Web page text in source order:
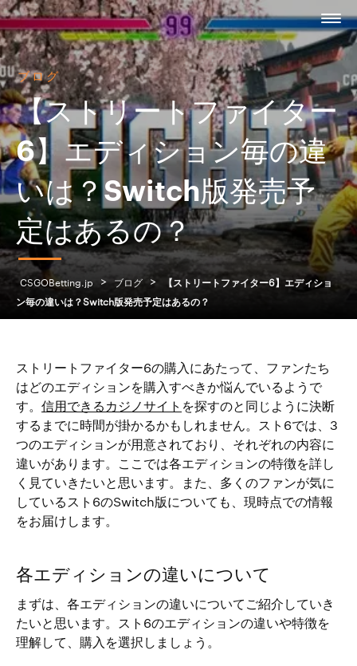
ブログ
【ストリートファイター
6】エディション毎の違
いは？Switch版発売予
定はあるの？
CSGOBetting.jp > ブログ >
【ストリートファイター6】エディショ
ン毎の違いは？Switch版発売予定はあるの？
ストリートファイター6の購入にあたって、ファンたち
はどのエディションを購入すべきか悩んでいるようで
す。 信用できるカジノサイト を探すのと同じように決断
するまでに時間が掛かるかもしれません。
スト6では、3
つのエディションが用意されており、それぞれの内容に
違いがあります。ここでは各エディションの特徴を詳し
く見ていきたいと思います。また、多くのファンが気に
しているスト6のSwitch版についても、現時点での情報
をお届けします。
各エディションの違いについて
まずは、各エディションの違いについてご紹介していき
たいと思います。スト6のエディションの違いや特徴を
理解して、購入を選択しましょう。